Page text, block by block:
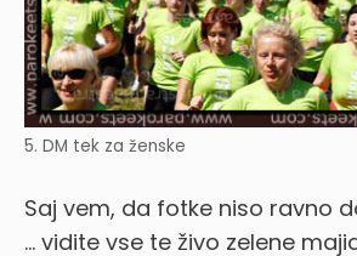
5. DM tek za ženske
Saj vem, da fotke niso ravno
… vidite vse te živo zelene